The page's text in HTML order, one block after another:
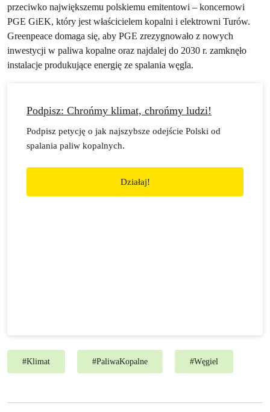
przeciwko największemu polskiemu emitentowi – koncernowi
PGE GiEK, który jest właścicielem kopalni i elektrowni Turów.
Greenpeace domaga się, aby PGE zrezygnowało z nowych
inwestycji w paliwa kopalne oraz najdalej do 2030 r. zamknęło
instalacje produkujące energię ze spalania węgla.
Podpisz: Chrońmy klimat, chrońmy ludzi!
Podpisz petycję o jak najszybsze odejście Polski od
spalania paliw kopalnych.
Działaj!
#Klimat #PaliwaKopalne #Węgiel